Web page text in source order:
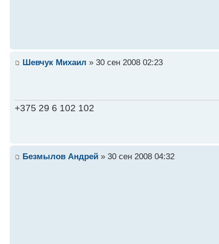
Шевчук Михаил » 30 сен 2008 02:23
+375 29 6 102 102
Безмылов Андрей » 30 сен 2008 04:32